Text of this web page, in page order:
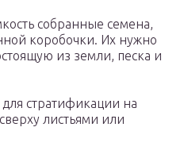
собранные семена,
коробочки. Их нужно
из земли, песка и
стратификации на
листьями или